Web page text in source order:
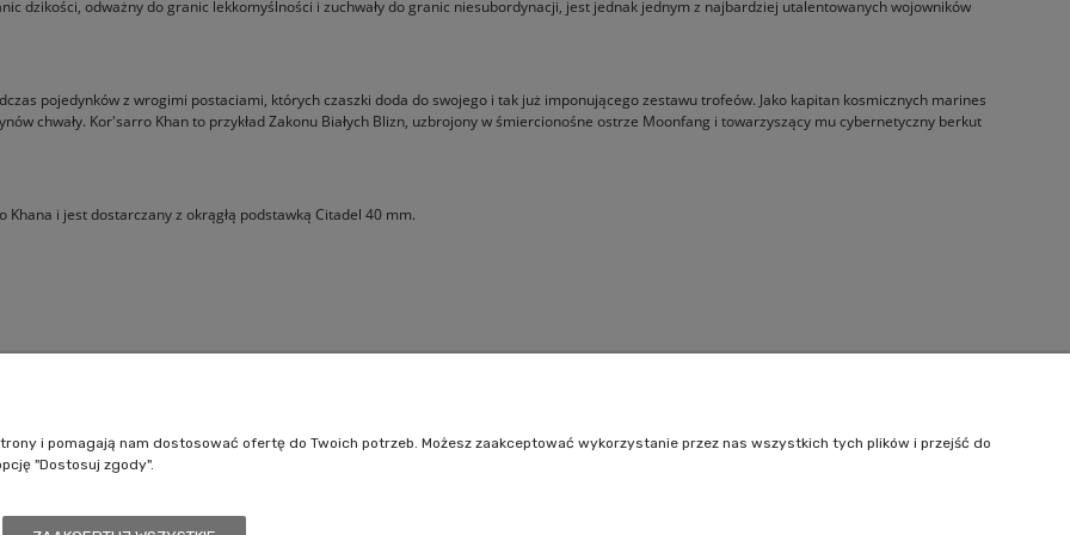
dzikości, odważny do granic lekkomyślności i zuchwały do granic niesubordynacji, jest jednak jednym z najbardziej utalentowanych wojowników
pojedynków z wrogimi postaciami, których czaszki doda do swojego i tak już imponującego zestawu trofeów. Jako kapitan kosmicznych marines
chwały. Kor'sarro Khan to przykład Zakonu Białych Blizn, uzbrojony w śmiercionośne ostrze Moonfang i towarzyszący mu cybernetyczny berkut
i jest dostarczany z okrągłą podstawką Citadel 40 mm.
Jak kupować?
Polityka prywatności
Logowanie
O nas
i pomagają nam dostosować ofertę do Twoich potrzeb. Możesz zaakceptować wykorzystanie przez nas wszystkich tych plików i przejść do
"Dostosuj zgody".